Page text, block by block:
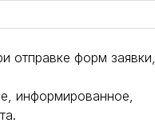
отправке форм заявки,
информированное,